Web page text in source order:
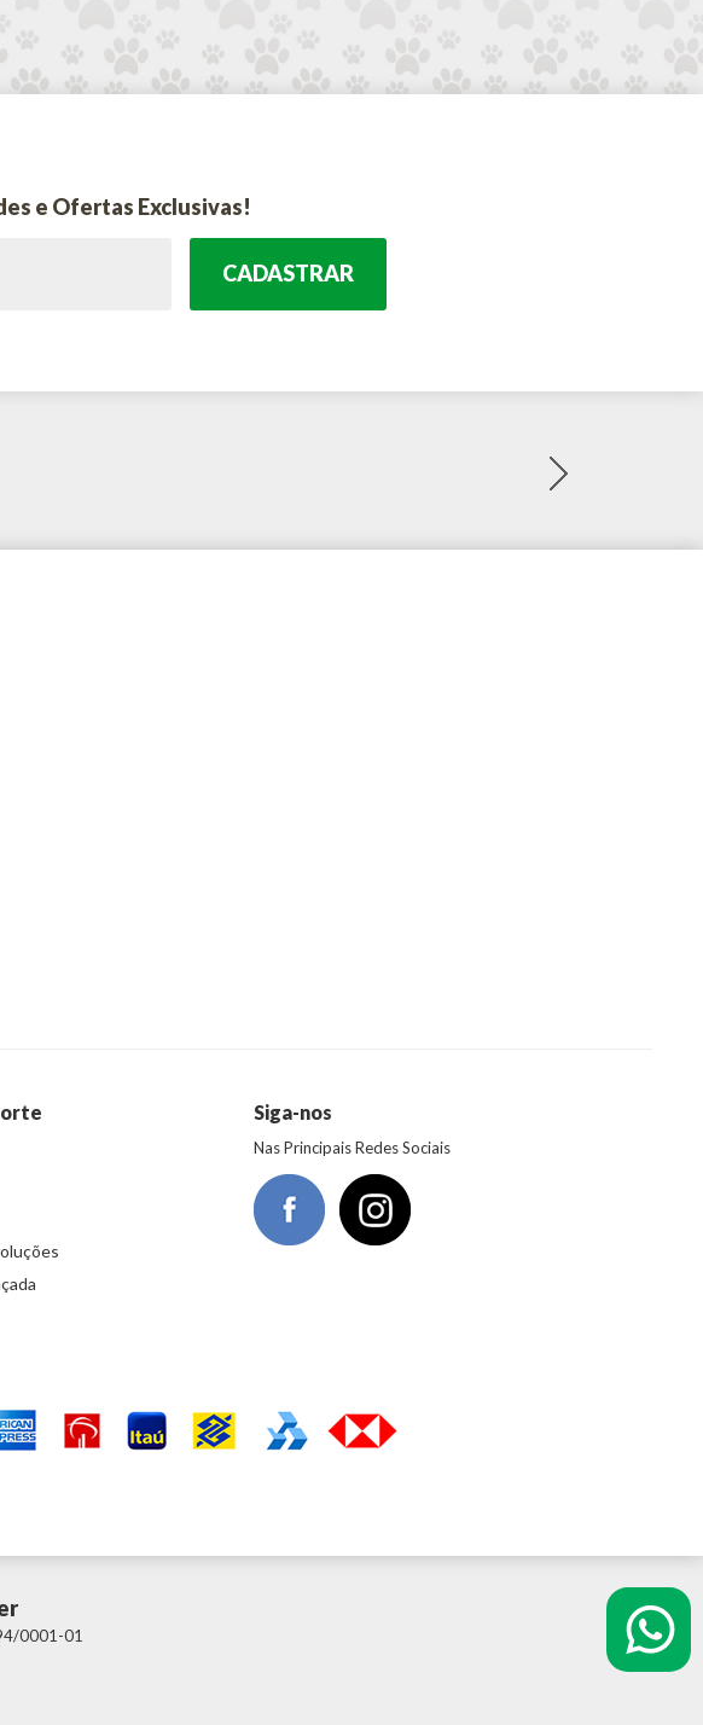
e Ofertas Exclusivas!
CADASTRAR
Siga-nos
Nas Principais Redes Sociais
0001-01